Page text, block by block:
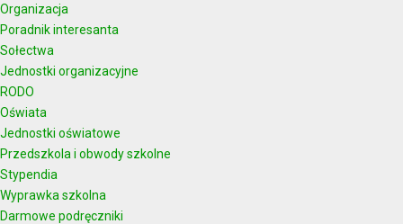
Organizacja
Poradnik interesanta
Sołectwa
Jednostki organizacyjne
RODO
Oświata
Jednostki oświatowe
Przedszkola i obwody szkolne
Stypendia
Wyprawka szkolna
Darmowe podręczniki